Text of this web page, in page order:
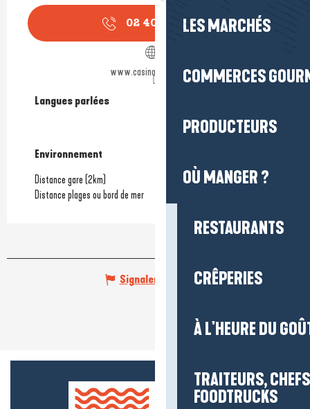
LES MARCHÉS
COMMERCES
PRODUCTEURS
OÙ MANGER ?
RESTAURANTS
CRÊPERIES
À L'HEURE DU
TRAITEURS,
FOODTRUCKS
02 40 11 48▒▒
www.casino-labaule.com
Langues parlées
Langues parlées
Environnement
Environnement
Distance gare (2km)
Distance plages ou bord de mer
Signaler une erreur